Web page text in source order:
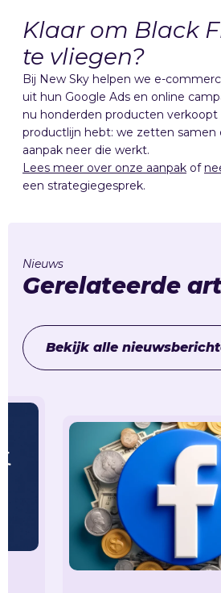
Klaar om Black
te vliegen?
Bij New Sky helpen we e-
uit hun Google Ads en online
nu honderden producten
productlijn hebt: we zetten samen
aanpak neer die werkt.
Lees meer over onze aanpak of
een strategiegesprek.
Nieuws
Gerelateerde
Bekijk alle